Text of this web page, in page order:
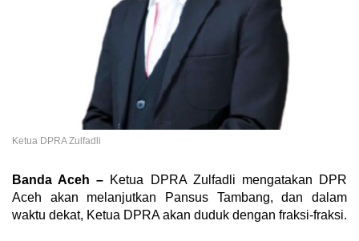
Ketua DPRA Zulfadli
Banda Aceh – Ketua DPRA Zulfadli mengatakan DPR
Aceh akan melanjutkan Pansus Tambang, dan dalam
waktu dekat, Ketua DPRA akan duduk dengan fraksi-fraksi.